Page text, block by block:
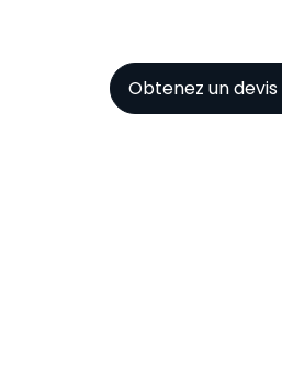
Obtenez un